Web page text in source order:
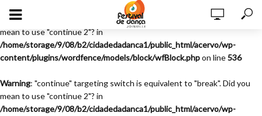
Warning
: "continue" targeting switch is equivalent to "break". Did you
mean to use "continue 2"? in
/home/storage/9/08/b2/cidadedadanca1/public_html/acervo/wp-
content/plugins/wordfence/models/block/wfBlock.phpon line536
Warning: "continue" targeting switch is equivalent to "break". Did you
mean to use "continue 2"? in
/home/storage/9/08/b2/cidadedadanca1/public_html/acervo/wp-